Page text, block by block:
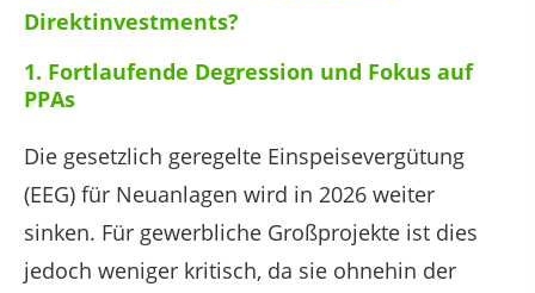
Direktinvestments?
1. Fortlaufende Degression und Fokus auf
PPAs
Die gesetzlich geregelte Einspeisevergütung
(EEG) für Neuanlagen wird in 2026 weiter
sinken. Für gewerbliche Großprojekte ist dies
jedoch weniger kritisch, da sie ohnehin der